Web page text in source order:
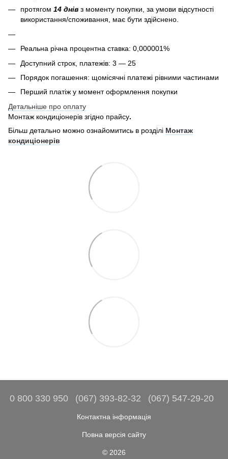
протягом 14 днів з моменту покупки, за умови відсутності
використання/споживання, має бути здійснено.
Реальна річна процентна ставка: 0,000001%
Доступний строк, платежів: 3 — 25
Порядок погашення: щомісячні платежі рівними частинами
Перший платіж у момент оформлення покупки
Детальніше про оплату
Монтаж кондиціонерів згідно прайсу.
Більш детально можно ознайомитись в розділі Монтаж
кондиціонерів
0 800 330 950 (067) 393-82-32 (067) 547-29-20
Контактна інформація
Повна версія сайту
© 2026